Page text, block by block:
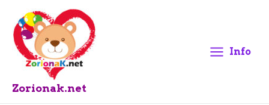
Zorionak.net
Main
Info